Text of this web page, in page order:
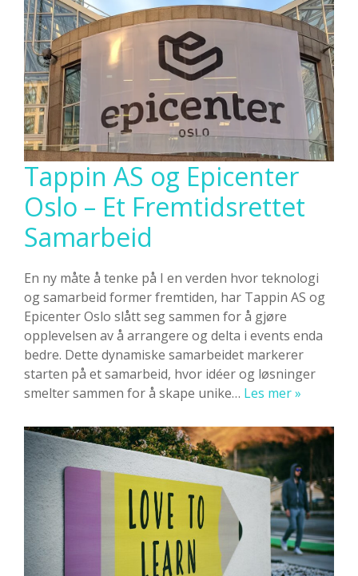
Tappin AS og Epicenter
Oslo – Et Fremtidsrettet
Samarbeid
En ny måte å tenke på I en verden hvor teknologi
og samarbeid former fremtiden, har Tappin AS og
Epicenter Oslo slått seg sammen for å gjøre
opplevelsen av å arrangere og delta i events enda
bedre. Dette dynamiske samarbeidet markerer
starten på et samarbeid, hvor idéer og løsninger
smelter sammen for å skape unike… Les mer »
og
Epicenter
Oslo
–
Et